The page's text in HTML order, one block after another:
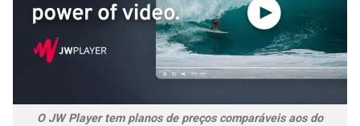
O JW Player tem planos de preços comparáveis aos do